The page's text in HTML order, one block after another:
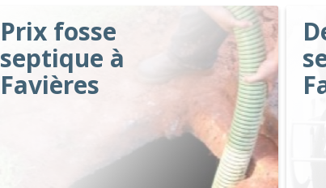
Prix fosse
septique à
Favières